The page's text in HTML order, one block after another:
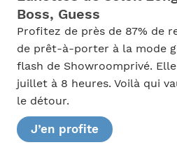
Boss, Guess
Profitez de près de 87% de
de prêt-à-porter à la mode
flash de Showroomprivé.
juillet à 8 heures. Voilà qui
le détour.
J’en profite